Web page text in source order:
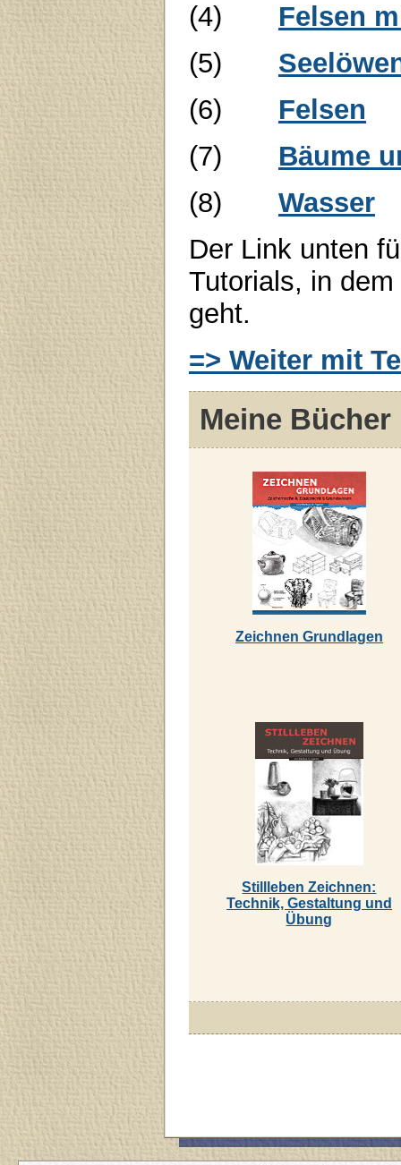
(4) Felsen
(5)
(6) Felsen
(7) Bäume
(8) Wasser
Der Link unten
Tutorials, in
geht.
=> Weiter mit
Meine
Zeichnen Grundlagen
Stillleben Zeichnen:
Technik, Gestaltung und
Übung